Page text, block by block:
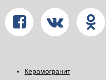
Керамогранит